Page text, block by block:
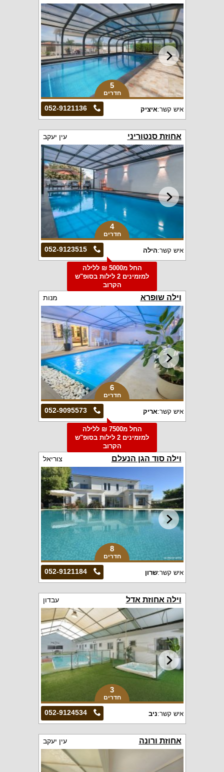
5
חדרים
052-9121136 איש קשר:איציק
אחוזת סנטוריני עין יעקב
4
חדרים
052-9123515 איש קשר:הילה
החל מ5000 ₪ ללילה
למזמינים 2 לילות בסופ"ש
הקרוב
וילה שופרא מנות
6
חדרים
052-9095573 איש קשר:אריק
החל מ7500 ₪ ללילה
למזמינים 2 לילות בסופ"ש
הקרוב
וילה סוד הגן הנעלם צוריאל
8
חדרים
052-9121184 איש קשר:שרון
וילה אחוזת אדל עבדון
3
חדרים
052-9124534 איש קשר:ניב
אחוזת ורונה עין יעקב